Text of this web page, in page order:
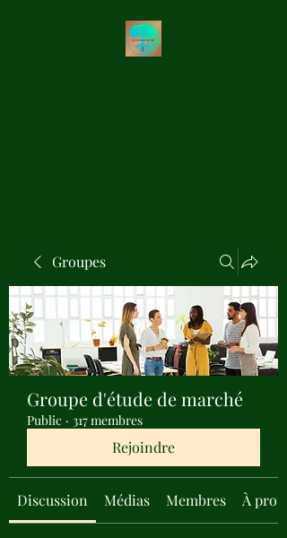
Groupes
Groupe d'étude de marché
Public · 317 membres
Rejoindre
Discussion Médias Membres À